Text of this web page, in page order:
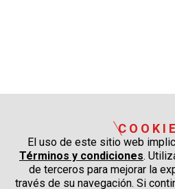
El uso de este sitio web
Términos y condiciones.
de terceros para mejorar la
través de su navegación. Si